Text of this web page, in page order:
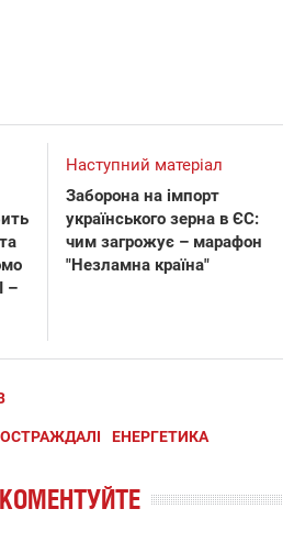
–
Наступний матеріал
Заборона на імпорт
українського зерна в ЄС:
чим загрожує – марафон
"Незламна країна"
ЕНЕРГЕТИКА